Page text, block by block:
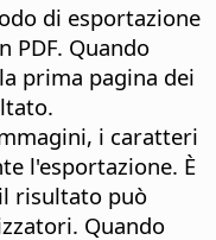
di esportazione
PDF. Quando
prima pagina dei
i caratteri
l'esportazione. È
risultato può
Quando